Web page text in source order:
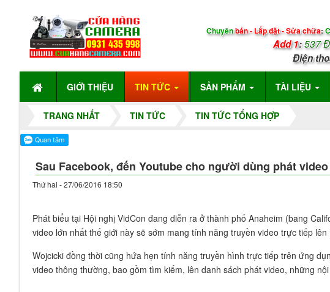
Chuyênbán - Lắp đặt - Sửa chữa:
Add 1:537
Điện
GIỚI THIỆU TIN TỨC SẢN PHẨM TÀI LIỆU
TRANG NHẤT TIN TỨC TIN TỨC TỔNG HỢP
Sau Facebook, đến Youtube cho người dùng phát
Thứ hai - 27/06/2016 18:50
Phát biểu tại Hội nghị VidCon đang diễn ra ở thành phố Anaheim (bang
video lớn nhất thế giới này sẽ sớm mang tính năng truyền video trực tiếp
Wojcicki đồng thời cũng hứa hẹn tính năng truyền hình trực tiếp trên ứng
video thông thường, bao gồm tìm kiếm, lên danh sách phát video, những